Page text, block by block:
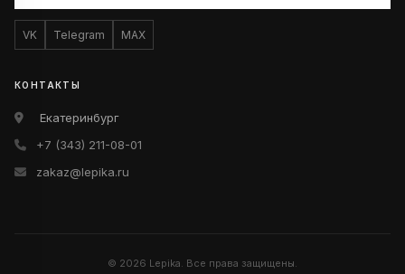
VK Telegram MAX
КОНТАКТЫ
Екатеринбург
+7 (343) 211-08-01
zakaz@lepika.ru
© 2026 Lepika. Все права защищены.